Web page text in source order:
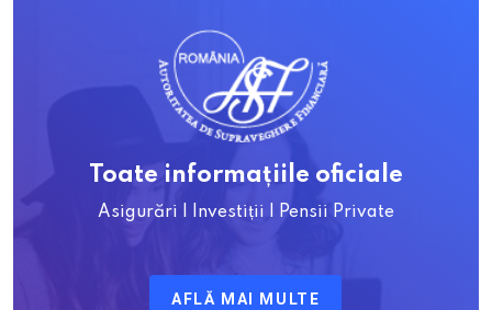
Toate informațiile oficiale
Asigurări | Investiții | Pensii Private
AFLĂ MAI MULTE